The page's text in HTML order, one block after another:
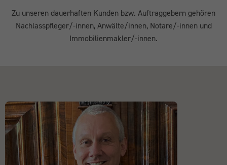
Zu unseren dauerhaften Kunden bzw. Auftraggebern gehören
Nachlasspfleger/-innen, Anwälte/innen, Notare/-innen und
Immobilienmakler/-innen.